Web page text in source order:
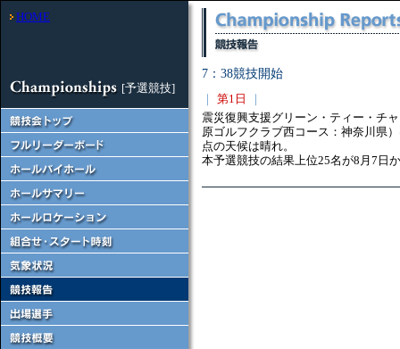
HOME
[予選競技]
7：38競技開始
｜
第1日
｜
震災復興支援グリーン・ティー・チ
原ゴルフクラブ西コース：神奈川県
点の天候は晴れ。
本予選競技の結果上位25名が8月7日